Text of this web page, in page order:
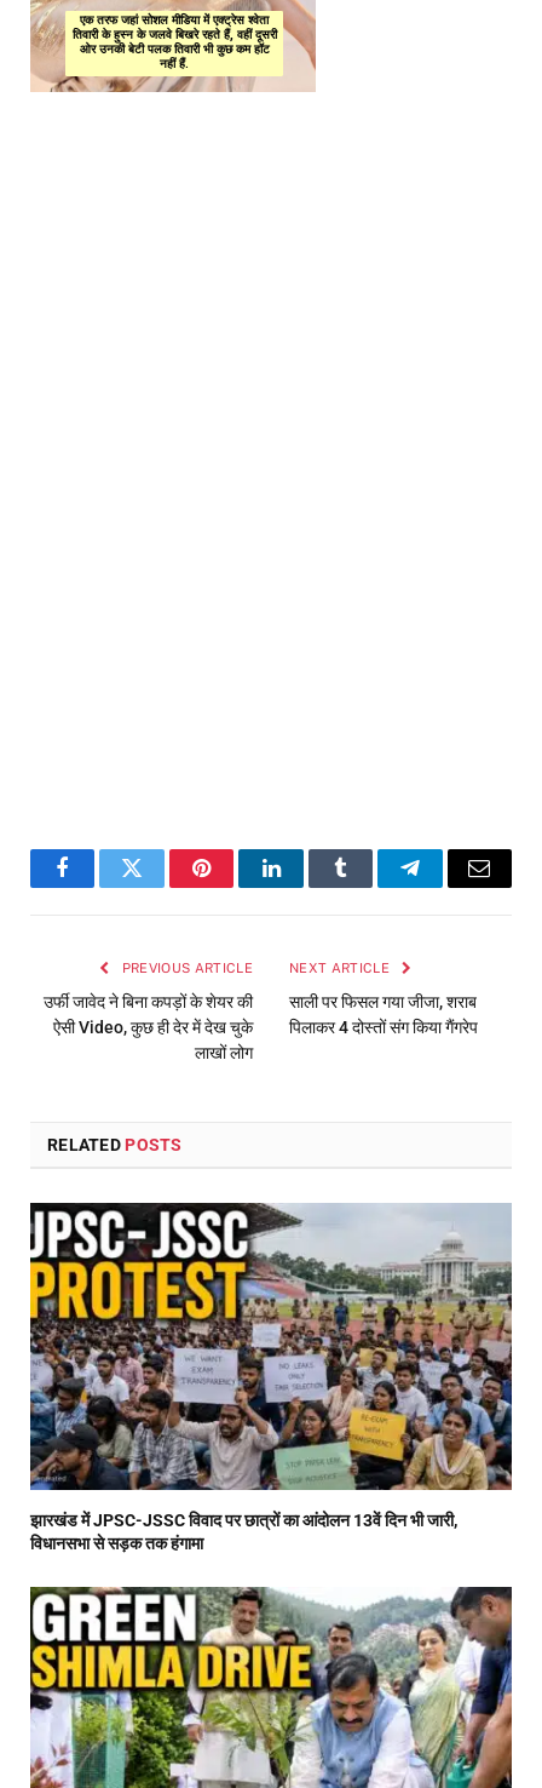
FacebookTwitter PinterestLinkedInTumblr TelegramEmail
PREVIOUS ARTICLE
उर्फी जावेद ने बिना कपड़ों के शेयर की
ऐसी Video, कुछ ही देर में देख चुके
लाखों लोग
NEXT ARTICLE
साली पर फिसल गया जीजा, शराब
पिलाकर 4 दोस्तों संग किया गैंगरेप
RELATED POSTS
झारखंड में JPSC-JSSC विवाद पर छात्रों का आंदोलन 13वें दिन भी जारी,
विधानसभा से सड़क तक हंगामा